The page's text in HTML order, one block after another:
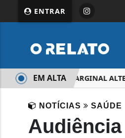
ENTRAR
RECAPE DA MARGINAL
EM ALTA
NOTÍCIAS SAÚDE